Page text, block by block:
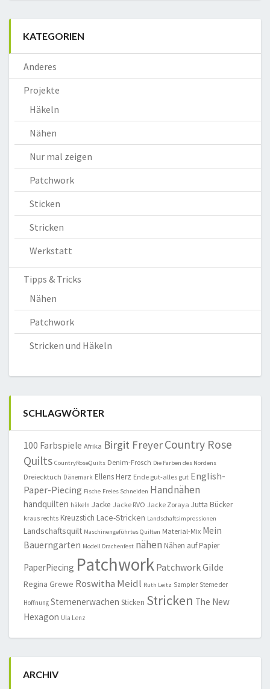
KATEGORIEN
Anderes
Projekte
Häkeln
Nähen
Nur mal zeigen
Patchwork
Sticken
Stricken
Werkstatt
Tipps & Tricks
Nähen
Patchwork
Stricken und Häkeln
SCHLAGWÖRTER
100 Farbspiele Afrika Birgit FreyerCountry Rose
Quilts CountryRoseQuilts Denim-Frosch Die Farben des Nordens
Dreiecktuch Dänemark Ellens Herz Ende gut-alles gut English-
Paper-Piecing Fische Freies Schneiden Handnähen
handquilten häkeln Jacke Jacke RVO Jacke Zoraya Jutta Bücker
kraus rechts Kreuzstich Lace-Stricken Landschaftsimpressionen
Landschaftsquilt Maschinengeführtes Quilten Material-Mix Mein
Bauerngarten Modell Drachenfest nähen Nähen auf Papier
PaperPiecing Patchwork Patchwork Gilde
Regina Grewe Roswitha Meidl Ruth Leitz Sampler Sterne der
Hoffnung Sternenerwachen Sticken Stricken The New
Hexagon Ula Lenz
ARCHIV